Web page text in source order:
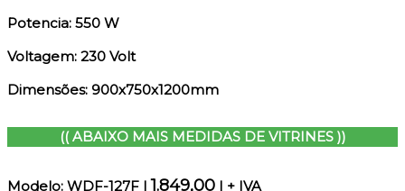
Potencia: 550 W
Voltagem: 230 Volt
Dimensões: 900x750x1200mm
(( ABAIXO MAIS MEDIDAS DE VITRINES ))
Modelo: WDF-127F | 1.849,00 | + IVA